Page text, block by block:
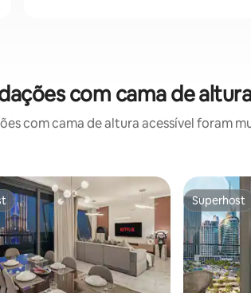
com cama de
com cama de altura acessível foram
Superhost
Superhost